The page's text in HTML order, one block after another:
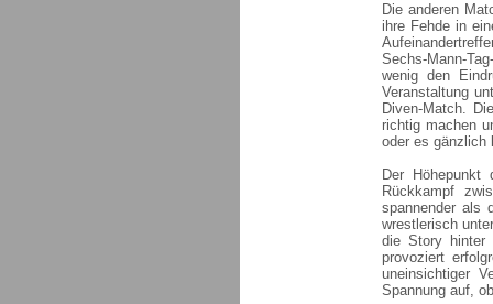
Die anderen
ihre Fehde in
Sechs-Mann-
wenig den
Veranstaltung
Diven-Match.
richtig machen
oder es gänzlich
Der
Rückkampf
spannender als
wrestlerisch
die Story
provoziert
uneinsichtiger
Spannung auf,